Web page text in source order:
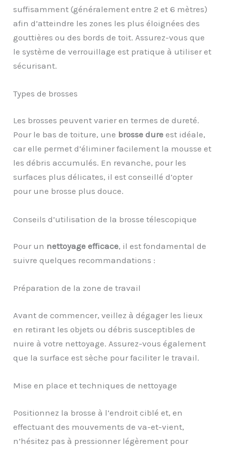
suffisamment (généralement entre 2 et 6 mètres)
afin d’atteindre les zones les plus éloignées des
gouttières ou des bords de toit. Assurez-vous que
le système de verrouillage est pratique à utiliser et
sécurisant.
Types de brosses
Les brosses peuvent varier en termes de dureté.
Pour le bas de toiture, une brosse dure est idéale,
car elle permet d’éliminer facilement la mousse et
les débris accumulés. En revanche, pour les
surfaces plus délicates, il est conseillé d’opter
pour une brosse plus douce.
Conseils d’utilisation de la brosse télescopique
Pour un nettoyage efficace, il est fondamental de
suivre quelques recommandations :
Préparation de la zone de travail
Avant de commencer, veillez à dégager les lieux
en retirant les objets ou débris susceptibles de
nuire à votre nettoyage. Assurez-vous également
que la surface est sèche pour faciliter le travail.
Mise en place et techniques de nettoyage
Positionnez la brosse à l’endroit ciblé et, en
effectuant des mouvements de va-et-vient,
n’hésitez pas à pressionner légèrement pour